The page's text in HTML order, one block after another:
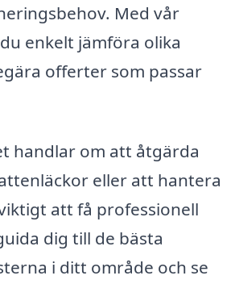
Med vår
enkelt jämföra olika
offerter som passar
handlar om att åtgärda
eller att hantera
att få professionell
dig till de bästa
i ditt område och se